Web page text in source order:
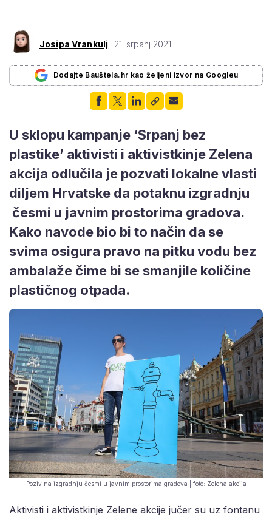
Josipa Vrankulj 21. srpanj 2021.
Dodajte Bauštela.hr kao željeni izvor na Googleu
U sklopu kampanje ‘Srpanj bez
plastike’ aktivisti i aktivistkinje Zelena
akcija odlučila je pozvati lokalne vlasti
diljem Hrvatske da potaknu izgradnju
česmi u javnim prostorima gradova.
Kako navode bio bi to način da se
svima osigura pravo na pitku vodu bez
ambalaže čime bi se smanjile količine
plastičnog otpada.
Poziv na izgradnju česmi u javnim prostorima gradova | foto: Zelena akcija
Aktivisti i aktivistkinje Zelene akcije jučer su uz fontanu